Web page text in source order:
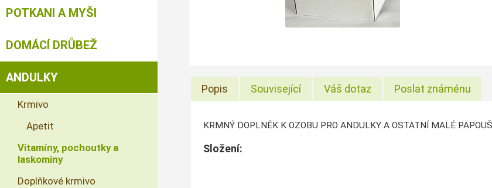
Popis Související Váš dotaz Poslat známénu
KRMNÝ DOPLNĚK K OZOBU PRO ANDULKY A OSTATNÍ MALÉ
Složení:
POTKANI A MYŠI
DOMÁCÍ DRŮBEŽ
ANDULKY
Krmivo
Apetit
Vitamíny, pochoutky a
laskominy
Doplňkové krmivo